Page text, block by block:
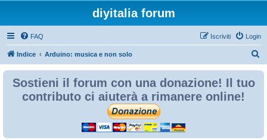
diyitalia forum
FAQ Login
Iscriviti
Indice Arduino: musica e non solo
Sostieni il forum con una donazione! Il tuo
contributo ci aiuterà a rimanere online!